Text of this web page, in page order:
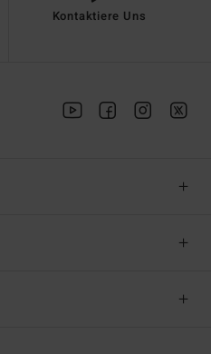
Kontaktiere Uns